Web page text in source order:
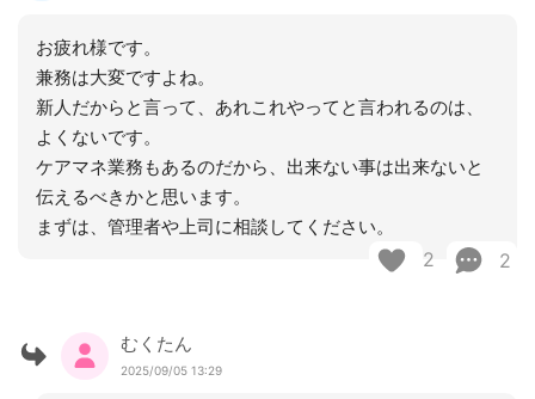
お疲れ様です。
兼務は大変ですよね。
新人だからと言って、あれこれやってと言われるのは、
よくないです。
ケアマネ業務もあるのだから、出来ない事は出来ないと
伝えるべきかと思います。
まずは、管理者や上司に相談してください。
2 2
むくたん
2025/09/05 13:29